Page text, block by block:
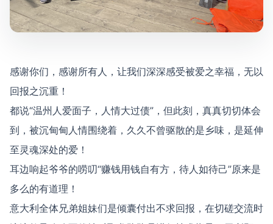
感谢你们，感谢所有人，让我们深深感受被爱之幸福，无以
回报之沉重！
都说“温州人爱面子，人情大过债”，但此刻，真真切切体会
到，被沉甸甸人情围绕着，久久不曾驱散的是乡味，是延伸
至灵魂深处的爱！
耳边响起爷爷的唠叨“赚钱用钱自有方，待人如待己”原来是
多么的有道理！
意大利全体兄弟姐妹们是倾囊付出不求回报，在切磋交流时